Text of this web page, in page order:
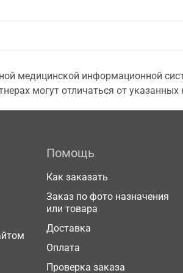
медицинской информационной
могут отличаться от указанных
Помощь
Как заказать
Заказ по фото назначения
или товара
Доставка
Оплата
Проверка заказа